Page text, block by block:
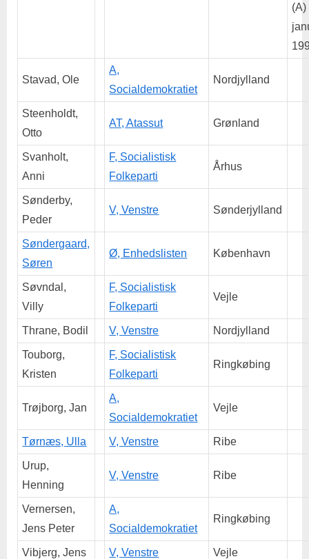
(A)
Stavad, Ole
A,
Socialdemokratiet
Nordjylland
Steenholdt,
Otto
AT, Atassut Grønland
Svanholt,
Anni
F, Socialistisk
Folkeparti
Århus
Sønderby,
Peder
V, Venstre Sønderjylland
Søndergaard,
Søren
Ø, Enhedslisten København
Søvndal,
Villy
F, Socialistisk
Folkeparti
Vejle
Thrane, Bodil V, Venstre Nordjylland
Touborg,
Kristen
F, Socialistisk
Folkeparti
Ringkøbing
Trøjborg, Jan
A,
Socialdemokratiet
Vejle
Tørnæs, Ulla V, Venstre Ribe
Urup,
Henning
V, Venstre Ribe
Vernersen,
Jens Peter
A,
Socialdemokratiet
Ringkøbing
Vibjerg, Jens V, Venstre Vejle